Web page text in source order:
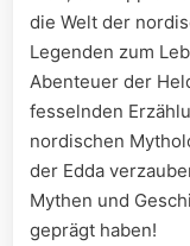
die Welt der⁣
⁤Legenden zum
Abenteuer ⁣der
fesselnden
nordischen
der Edda
Mythen und
geprägt haben!